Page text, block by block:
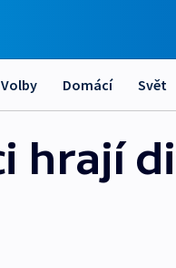
Volby Domácí Svět
hrají